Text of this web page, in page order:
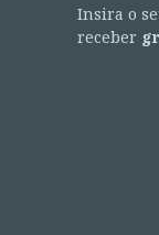
Insira o
receber